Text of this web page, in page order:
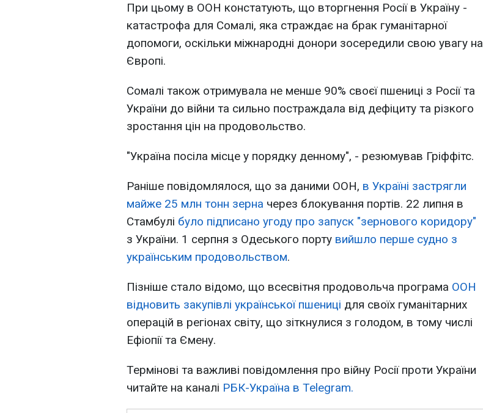
При цьому в ООН констатують, що вторгнення Росії в Україну -
катастрофа для Сомалі, яка страждає на брак гуманітарної
допомоги, оскільки міжнародні донори зосередили свою увагу на
Європі.
Сомалі також отримувала не менше 90% своєї пшениці з Росії та
України до війни та сильно постраждала від дефіциту та різкого
зростання цін на продовольство.
"Україна посіла місце у порядку денному", - резюмував Гріффітс.
Раніше повідомлялося, що за даними ООН, в Україні застрягли
майже 25 млн тонн зерна через блокування портів. 22 липня в
Стамбулі було підписано угоду про запуск "зернового коридору"
з України. 1 серпня з Одеського порту вийшло перше судно з
українським продовольством.
Пізніше стало відомо, що всесвітня продовольча програма ООН
відновить закупівлі української пшениці для своїх гуманітарних
операцій в регіонах світу, що зіткнулися з голодом, в тому числі
Ефіопії та Ємену.
Термінові та важливі повідомлення про війну Росії проти України
читайте на каналі РБК-Україна в Telegram.